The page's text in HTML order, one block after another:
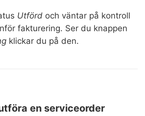
Utförd och väntar på kontroll
fakturering. Ser du knappen
klickar du på den.
en serviceorder